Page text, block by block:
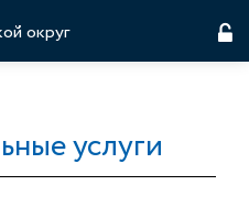
округ
услуги